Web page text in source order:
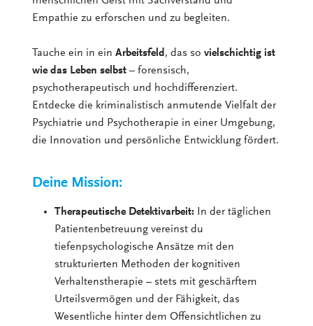
Empathie zu erforschen und zu begleiten.
Tauche ein in ein Arbeitsfeld , das sovielschichtig ist
wie das Leben selbst – forensisch,
psychotherapeutisch und hochdifferenziert.
Entdecke die kriminalistisch anmutende Vielfalt der
Psychiatrie und Psychotherapie in einer Umgebung,
die Innovation und persönliche Entwicklung fördert.
Deine Mission:
Therapeutische Detektivarbeit:
In der täglichen
Patientenbetreuung vereinst du
tiefenpsychologische Ansätze mit den
strukturierten Methoden der kognitiven
Verhaltenstherapie – stets mit geschärftem
Urteilsvermögen und der Fähigkeit, das
Wesentliche hinter dem Offensichtlichen zu